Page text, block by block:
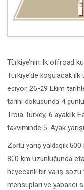
Türkiye’nin ilk offroad
Türkiye’de koşulacak ilk
ediyor. 26-29 Ekim
tarihi dokusunda 4
Troia Turkey, 6 ayaklık
takviminde 5. Ayak
Zorlu yarış yaklaşık
800 km uzunluğunda
heyecanlı bir yarış sözü
mensupları ve yabancı